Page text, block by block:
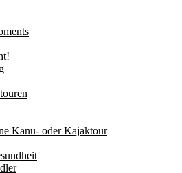
Kanu- oder Kajaktour